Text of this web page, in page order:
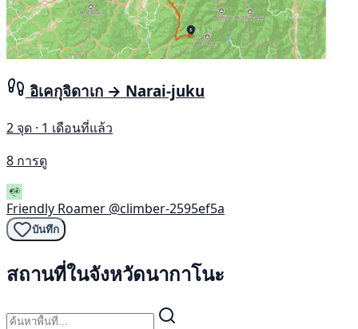
อิเคกุจิดาเก → Narai-juku
2 จุด · 1 เดือนที่แล้ว
8 การดู
Friendly Roamer @climber-2595ef5a
บันทึก
สถานที่ในจังหวัดนากาโนะ